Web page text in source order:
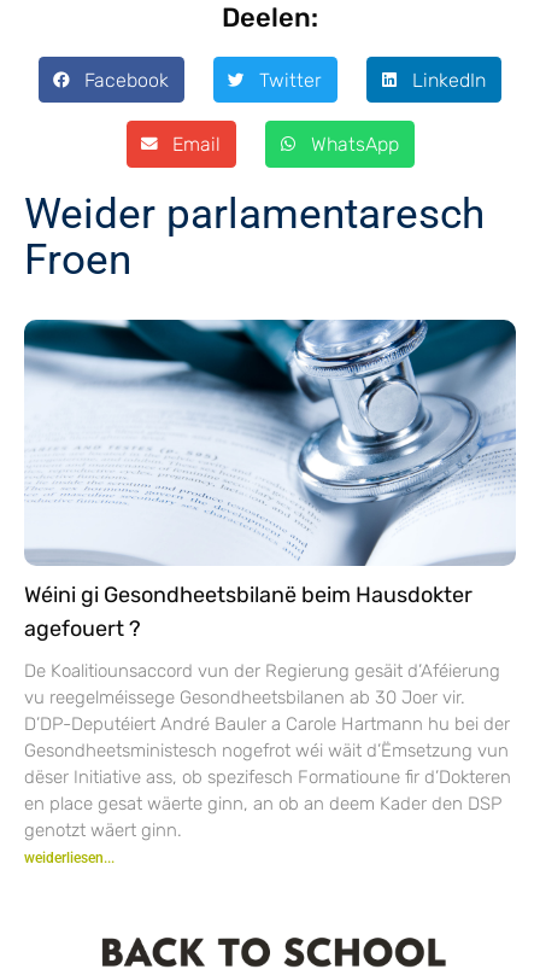
Deelen:
Facebook Twitter LinkedIn
Email WhatsApp
Weider parlamentaresch
Froen
Wéini gi Gesondheetsbilanë beim Hausdokter
agefouert ?
De Koalitiounsaccord vun der Regierung gesäit d’Aféierung
vu reegelméissege Gesondheetsbilanen ab 30 Joer vir.
D’DP-Deputéiert André Bauler a Carole Hartmann hu bei der
Gesondheetsministesch nogefrot wéi wäit d’Ëmsetzung vun
dëser Initiative ass, ob spezifesch Formatioune fir d’Dokteren
en place gesat wäerte ginn, an ob an deem Kader den DSP
genotzt wäert ginn.
weiderliesen...